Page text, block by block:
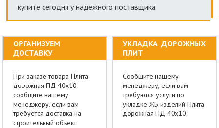
купите сегодня у надежного поставщика.
ОРГАНИЗУЕМ
ДОСТАВКУ
При заказе товара Плита
дорожная ПД 40х10
сообщите нашему
менеджеру, если вам
требуется доставка на
строительный объект.
УКЛАДКА ДОРОЖНЫХ
ПЛИТ
Сообщите нашему
менеджеру, если вам
требуются услуги по
укладке ЖБ изделий Плита
дорожная ПД 40х10.